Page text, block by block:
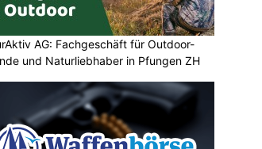
AG: Fachgeschäft für Outdoor-
und Naturliebhaber in Pfungen ZH